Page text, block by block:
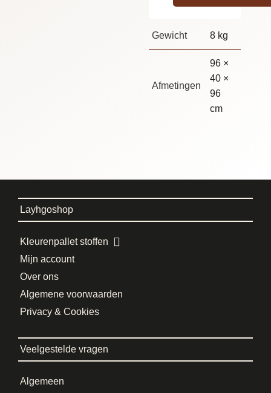
Gewicht 8 kg
Afmetingen
96 ×
40 ×
96
cm
Layhgoshop
Kleurenpallet stoffen
Mijn account
Over ons
Algemene voorwaarden
Privacy & Cookies
Veelgestelde vragen
Algemeen